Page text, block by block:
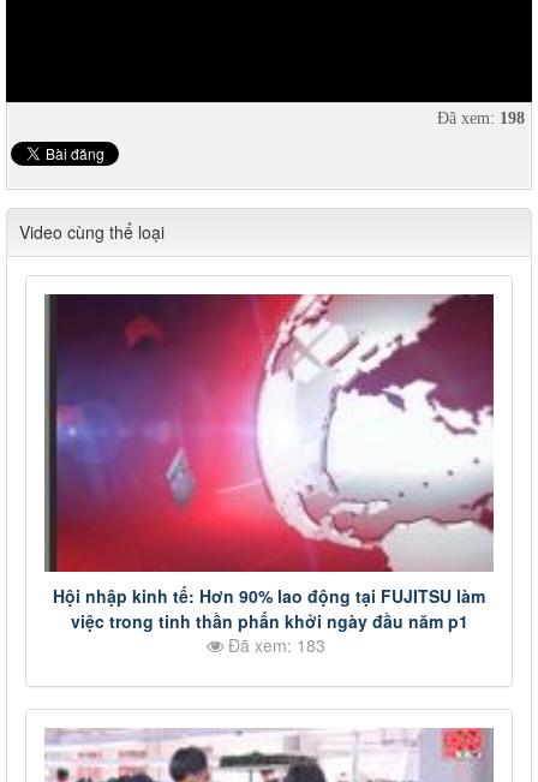
Đã xem: 198
Video cùng thể loại
Hội nhập kinh tế: Hơn 90% lao động tại FUJITSU làm
việc trong tinh thần phấn khởi ngày đầu năm p1
Đã xem: 183